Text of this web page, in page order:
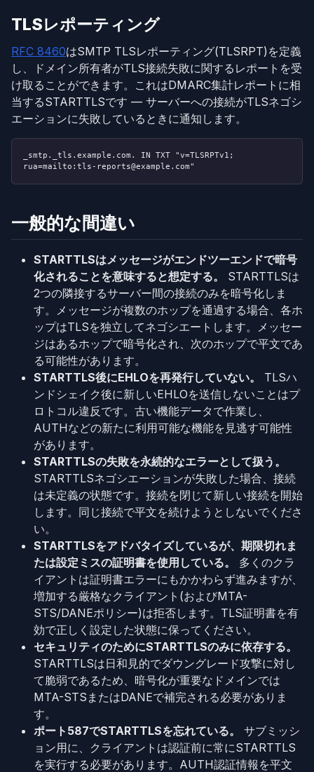
TLSレポーティング
RFC 8460はSMTP TLSレポーティング(TLSRPT)を定義
し、ドメイン所有者がTLS接続失敗に関するレポートを受
け取ることができます。これはDMARC集計レポートに相
当するSTARTTLSです — サーバーへの接続がTLSネゴシ
エーションに失敗しているときに通知します。
_smtp._tls.example.com. IN TXT "v=TLSRPTv1;
rua=mailto:tls-reports@example.com"
一般的な間違い
STARTTLSはメッセージがエンドツーエンドで暗号
化されることを意味すると想定する。
STARTTLSは
2つの隣接するサーバー間の接続のみを暗号化しま
す。メッセージが複数のホップを通過する場合、各ホ
ップはTLSを独立してネゴシエートします。メッセー
ジはあるホップで暗号化され、次のホップで平文であ
る可能性があります。
STARTTLS後にEHLOを再発行していない。
TLSハ
ンドシェイク後に新しいEHLOを送信しないことはプ
ロトコル違反です。古い機能データで作業し、
AUTHなどの新たに利用可能な機能を見逃す可能性
があります。
STARTTLSの失敗を永続的なエラーとして扱う。
STARTTLSネゴシエーションが失敗した場合、接続
は未定義の状態です。接続を閉じて新しい接続を開始
します。同じ接続で平文を続けようとしないでくださ
い。
STARTTLSをアドバタイズしているが、期限切れま
たは設定ミスの証明書を使用している。
多くのクラ
イアントは証明書エラーにもかかわらず進みますが、
増加する厳格なクライアント(およびMTA-
STS/DANEポリシー)は拒否します。TLS証明書を有
効で正しく設定した状態に保ってください。
セキュリティのためにSTARTTLSのみに依存する。
STARTTLSは日和見的でダウングレード攻撃に対し
て脆弱であるため、暗号化が重要なドメインでは
MTA-STSまたはDANEで補完される必要がありま
す。
ポート587でSTARTTLSを忘れている。
サブミッシ
ョン用に、クライアントは認証前に常にSTARTTLS
を実行する必要があります。AUTH認証情報を平文